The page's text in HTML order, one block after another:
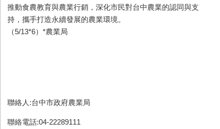
推動食農教育與農業行銷，深化市民對台中農業的認同與支
持，攜手打造永續發展的農業環境。
（5/13*6）*農業局
聯絡人:台中市政府農業局
聯絡電話:04-22289111